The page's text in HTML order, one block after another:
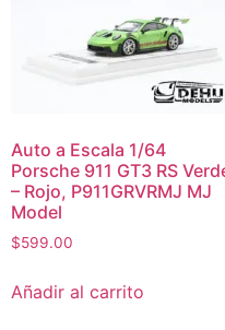
Auto a Escala 1/64
Porsche 911 GT3 RS
– Rojo, P911GRVRMJ MJ
Model
$599.00
Añadir al carrito